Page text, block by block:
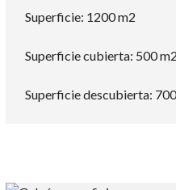
Superficie: 1200 m2
Superficie cubierta: 500 m2
Superficie descubierta: